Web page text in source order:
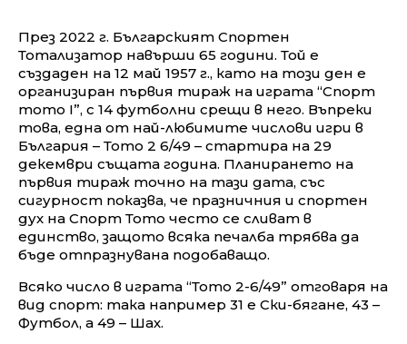
През 2022 г. Българският Спортен
Тотализатор навърши 65 години. Той е
създаден на 12 май 1957 г., като на този ден е
организиран първия тираж на играта “Спорт
тото I”, с 14 футболни срещи в него. Въпреки
това, една от най-любимите числови игри в
България – Тото 2 6/49 – стартира на 29
декември същата година. Планирането на
първия тираж точно на тази дата, със
сигурност показва, че празничния и спортен
дух на Спорт Тото често се сливат в
единство, защото всяка печалба трябва да
бъде отпразнувана подобаващо.
Всяко число в играта “Тото 2-6/49” отговаря на
вид спорт: така например 31 е Ски-бягане, 43 –
Футбол, а 49 – Шах.